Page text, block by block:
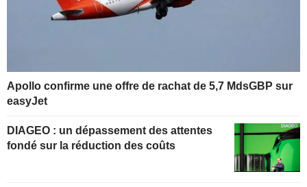
Apollo confirme une offre de rachat de 5,7 MdsGBP sur
easyJet
DIAGEO : un dépassement des attentes
fondé sur la réduction des coûts